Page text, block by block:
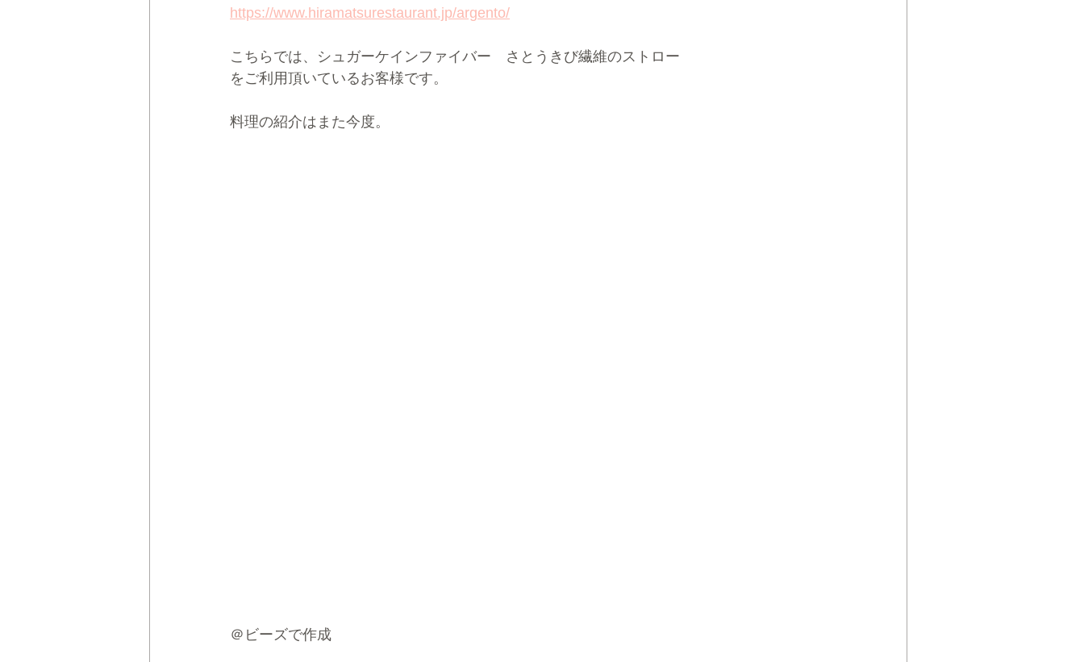
https://www.hiramatsurestaurant.jp/argento/
こちらでは、シュガーケインファイバー　さとうきび繊維のストロー
をご利用頂いているお客様です。
料理の紹介はまた今度。
＠ビーズで作成